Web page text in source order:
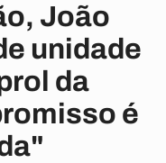
João
unidade
da
é